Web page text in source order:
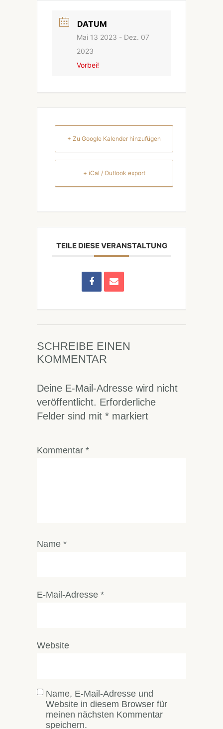
DATUM
Mai 13 2023 - Dez. 07
2023
Vorbei!
+ Zu Google Kalender hinzufügen
+ iCal / Outlook export
TEILE DIESE VERANSTALTUNG
SCHREIBE EINEN
KOMMENTAR
Deine E-Mail-Adresse wird nicht
veröffentlicht. Erforderliche
Felder sind mit * markiert
Kommentar *
Name *
E-Mail-Adresse *
Website
Name, E-Mail-Adresse und
Website in diesem Browser für
meinen nächsten Kommentar
speichern.